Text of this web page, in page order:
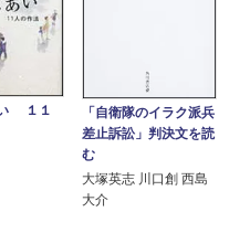
１１
「自衛隊のイラク派兵
差止訴訟」判決文を読
む
大塚英志 川口創 西島
大介